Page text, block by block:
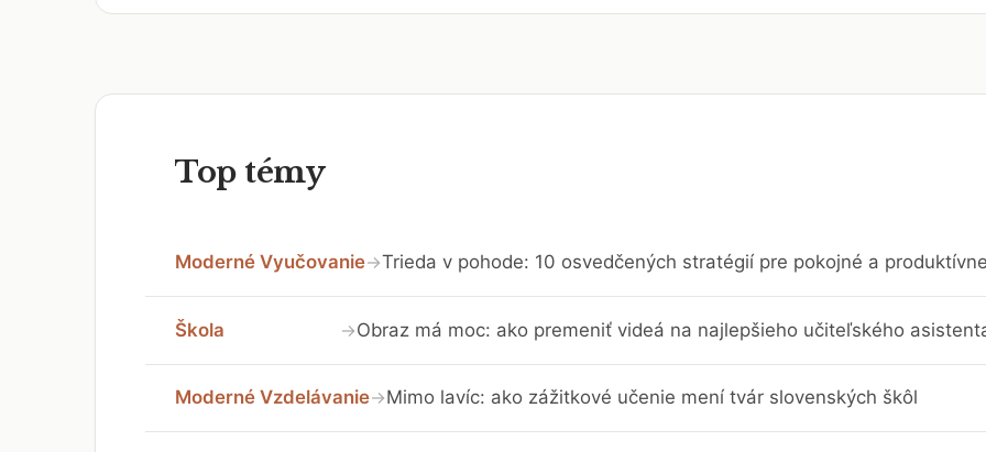
Top témy
Moderné Vyučovanie→Trieda v pohode: 10 osvedčených stratégií pre pokojné a
Škola →Obraz má moc: ako premeniť videá na najlepšieho učiteľského
Moderné Vzdelávanie→Mimo lavíc: ako zážitkové učenie mení tvár slovenských škôl